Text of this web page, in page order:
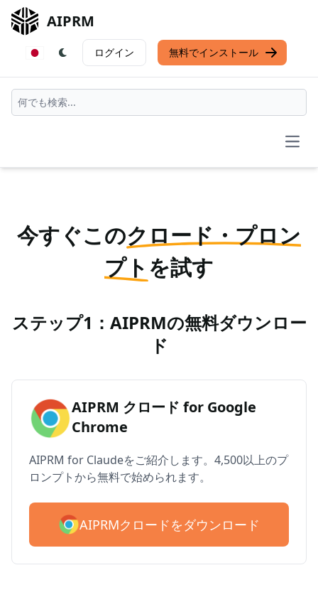
AIPRM
ログイン 無料でインストール
今すぐこのクロード・プロン
プト を試す
ステップ1：AIPRMの無料ダウンロー
ド
AIPRM クロード for Google
Chrome
AIPRM for Claudeをご紹介します。4,500以上のプ
ロンプトから無料で始められます。
AIPRMクロードをダウンロード